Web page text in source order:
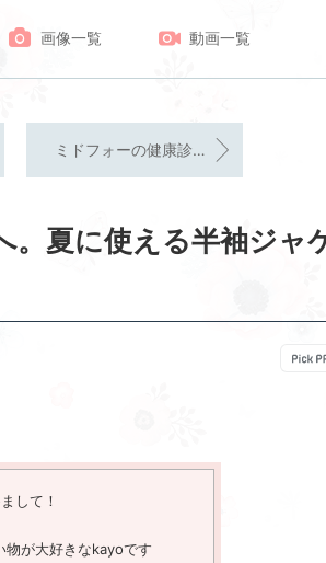
画像一覧 動画一覧
ミドフォーの健康診断。健康が1番！
。夏に使える半袖ジャ
して！
物が大好きなkayoです